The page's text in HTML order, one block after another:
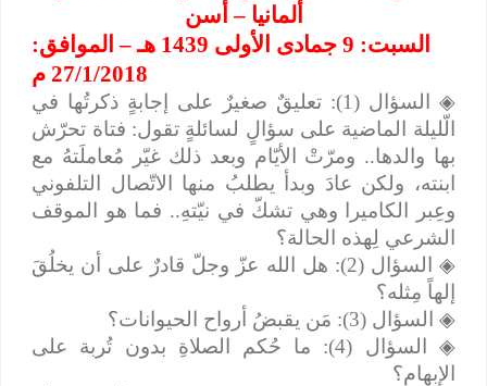
ألمانيا – أسن
السبت: 9 جمادى الأولى 1439 هـ – الموافق:
27/1/2018 م
◈
السؤال (1): تعليقٌ صغيرٌ على إجابةٍ ذكرتُها في
الّليلة الماضية على سؤالٍ لسائلةٍ تقول: فتاة تحرّش
بها والدها.. ومرّتْ الأيّام وبعد ذلك غيّر مُعاملَتهُ مع
ابنته، ولكن عادَ وبدأ يطلبُ منها الاتّصال التلفوني
وعِبر الكاميرا وهي تشكّ في نيّتهِ.. فما هو الموقف
الشرعي لِهذه الحالة؟
◈
السؤال (2): هل الله عزّ وجلّ قادرٌ على أن يخلُقَ
إلهاً مِثله؟
◈السؤال (3): مَن يقبضُ أرواح الحيوانات؟
◈
السؤال (4): ما حُكم الصلاةِ بدون تُربة على
الإبهام؟